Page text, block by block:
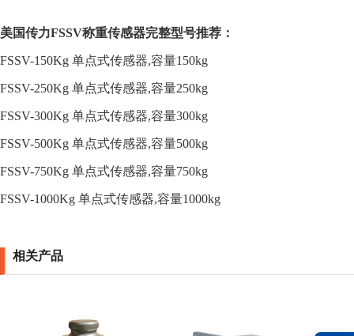
美国传力FSSV称重传感器完整型号推荐：
FSSV-150Kg 单点式传感器,容量150kg
FSSV-250Kg 单点式传感器,容量250kg
FSSV-300Kg 单点式传感器,容量300kg
FSSV-500Kg 单点式传感器,容量500kg
FSSV-750Kg 单点式传感器,容量750kg
FSSV-1000Kg 单点式传感器,容量1000kg
相关产品